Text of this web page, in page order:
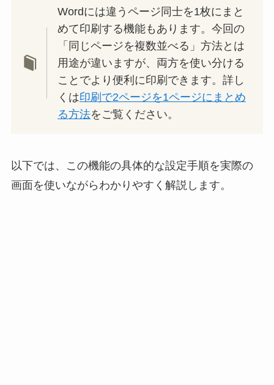
Wordには違うページ同士を1枚にまと
めて印刷する機能もあります。今回の
「同じページを複数並べる」方法とは
用途が違いますが、両方を使い分ける
ことでより便利に印刷できます。詳し
くは印刷で2ページを1ページにまとめ
る方法をご覧ください。
以下では、この機能の具体的な設定手順を実際の
画面を使いながらわかりやすく解説します。